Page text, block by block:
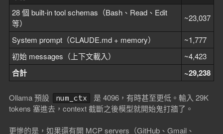
28 個 built-in tool schemas（Bash、Read、Edit
等）
~23,037
System prompt（CLAUDE.md + memory）
~1,777
初始 messages（上下文載入）
~4,423
合計 ~29,238
Ollama 預設 num_ctx
是 4096，有時甚至更低。輸入 29K
tokens 塞進去，context 截斷之後模型就開始鬼打牆了。
更慘的是，如果還有開 MCP servers（GitHub、Gmail、